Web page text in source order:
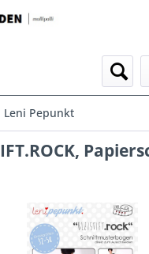
Leni Pepunkt